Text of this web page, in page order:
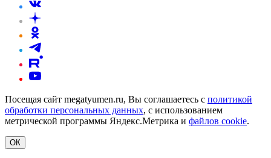
Посещая сайт megatyumen.ru, Вы соглашаетесь с политикой
обработки персональных данных, с использованием
метрической программы Яндекс.Метрика и файлов cookie.
ОК